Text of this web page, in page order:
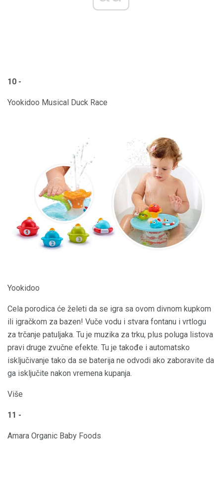
10 -
Yookidoo Musical Duck Race
Yookidoo
Cela porodica će želeti da se igra sa ovom divnom kupkom
ili igračkom za bazen! Vuče vodu i stvara fontanu i vrtlogu
za trčanje patuljaka. Tu je muzika za trku, plus poluga listova
pravi druge zvučne efekte. Tu je takođe i automatsko
isključivanje tako da se baterija ne odvodi ako zaboravite da
ga isključite nakon vremena kupanja.
Više
11 -
Amara Organic Baby Foods